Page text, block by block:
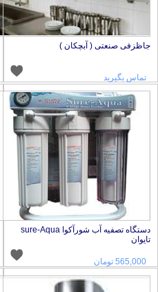
جاظزفی صنعتی ( آبچکان )
تماس بگیرید
دستگاه تصفیه آب شورآکوا sure-Aqua
تایوان
565,000 تومان